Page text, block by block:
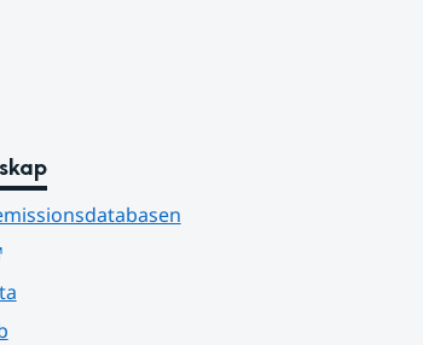
Länk till annan webbplats.